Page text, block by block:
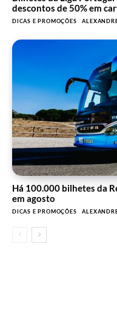
descontos de 50% em
DICAS E PROMOÇÕES
Há 100.000 bilhetes da
em agosto
DICAS E PROMOÇÕES